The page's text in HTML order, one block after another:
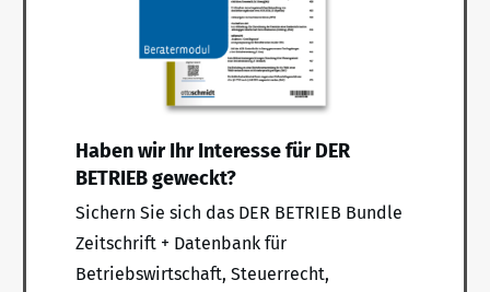
Haben wir Ihr Interesse für DER
BETRIEB geweckt?
Sichern Sie sich das DER BETRIEB Bundle
Zeitschrift + Datenbank für
Betriebswirtschaft, Steuerrecht,